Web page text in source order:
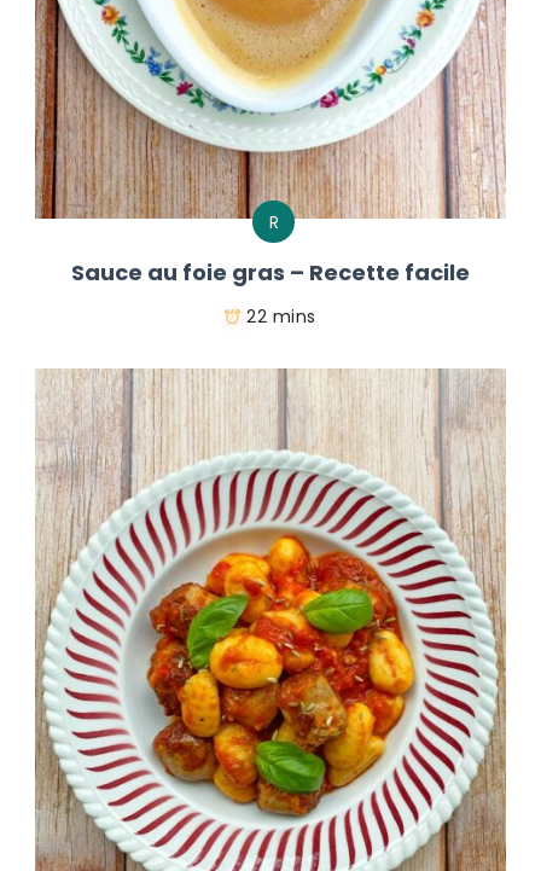
R
Sauce au foie gras – Recette facile
22 mins